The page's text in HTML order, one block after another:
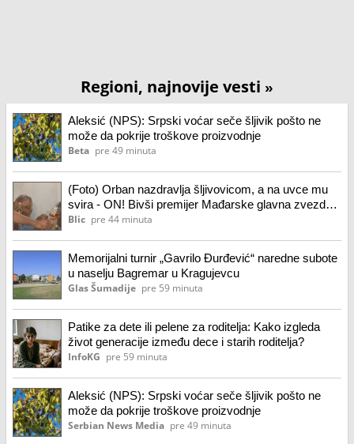
Regioni, najnovije vesti »
Aleksić (NPS): Srpski voćar seče šljivik pošto ne
može da pokrije troškove proizvodnje
Beta pre 49 minuta
(Foto) Orban nazdravlja šljivovicom, a na uvce mu
svira - ON! Bivši premijer Mađarske glavna zvezda u
Guči: Veselio se do kasno u noć u čuvenoj kafani
Blic pre 44 minuta
Memorijalni turnir „Gavrilo Đurđević“ naredne subote
u naselju Bagremar u Kragujevcu
Glas Šumadije pre 59 minuta
Patike za dete ili pelene za roditelja: Kako izgleda
život generacije između dece i starih roditelja?
InfoKG pre 59 minuta
Aleksić (NPS): Srpski voćar seče šljivik pošto ne
može da pokrije troškove proizvodnje
Serbian News Media pre 49 minuta